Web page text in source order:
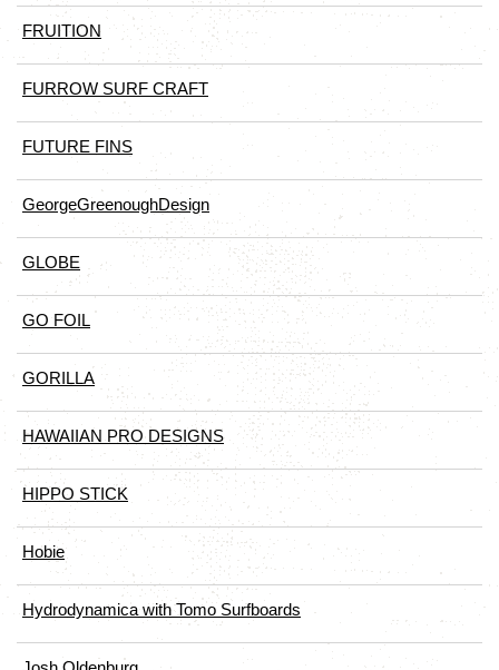
FRUITION
FURROW SURF CRAFT
FUTURE FINS
GeorgeGreenoughDesign
GLOBE
GO FOIL
GORILLA
HAWAIIAN PRO DESIGNS
HIPPO STICK
Hobie
Hydrodynamica with Tomo Surfboards